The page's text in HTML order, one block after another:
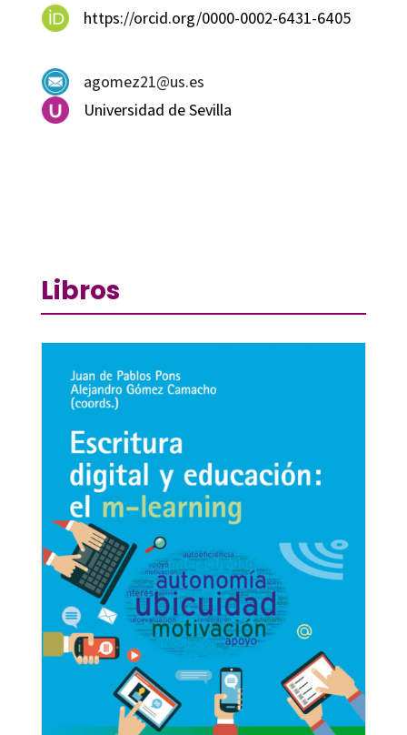
https://orcid.org/0000-0002-6431-6405
agomez21@us.es
Universidad de Sevilla
Libros